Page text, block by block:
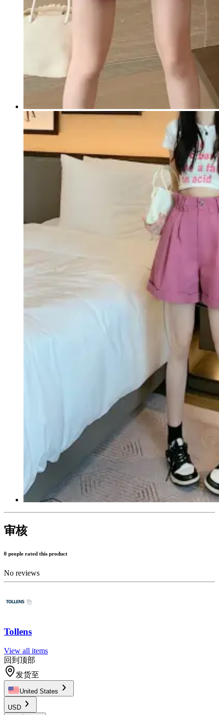
审核
0 people rated this product
No reviews
Tollens
View all items
回到顶部
发货至
United States
USD